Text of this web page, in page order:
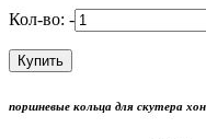
Кол-во: -
поршневые кольца для скутера